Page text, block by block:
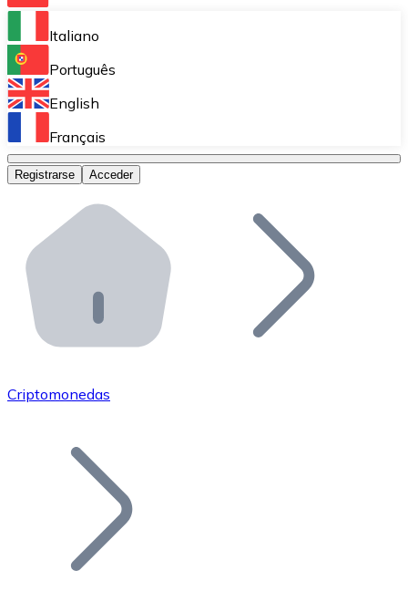
Bitnovo Ramp
Integra nuestra solución en tu plataforma.
Bitnovo Giftcards
Bitnovo OTC
Bitnovo ATM
Integra un ATM Bitnovo en tu negocio y permite que
Bitnovo API
Integra nuestra API en tu ecosistema.
Únete a nuestra red de distribuidores.
Añade tu proyecto a nuestro ecosistema.
Italiano
Português
English
Français
Registrarse Acceder
Criptomonedas